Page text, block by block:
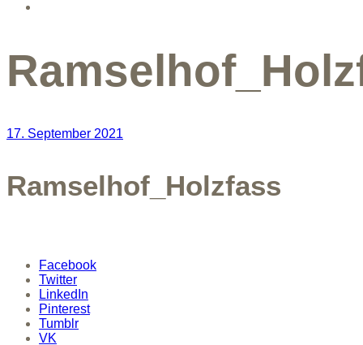
17. September 2021
Ramselhof_Holzfass
Facebook
Twitter
LinkedIn
Pinterest
Tumblr
VK